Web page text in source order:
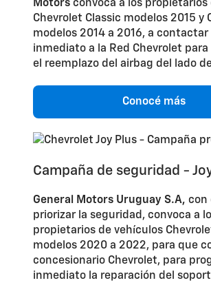
Motors convoca a los propietarios
Chevrolet Classic modelos 2015 y
modelos 2014 a 2016, a contactar
inmediato a la Red Chevrolet
el reemplazo del airbag del lado
Conocé más
Campaña de seguridad -
General Motors Uruguay S.A, con
priorizar la seguridad, convoca a
propietarios de vehículos
modelos 2020 a 2022, para que
concesionario Chevrolet, para
inmediato la reparación del